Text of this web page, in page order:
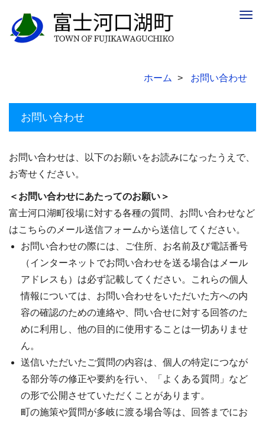
ホーム お問い合わせ
お問い合わせ
お問い合わせは、以下のお願いをお読みになったうえで、
お寄せください。
＜お問い合わせにあたってのお願い＞
富士河口湖町役場に対する各種の質問、お問い合わせなど
はこちらのメール送信フォームから送信してください。
お問い合わせの際には、ご住所、お名前及び電話番号
（インターネットでお問い合わせを送る場合はメール
アドレスも）は必ず記載してください。これらの個人
情報については、お問い合わせをいただいた方への内
容の確認のための連絡や、問い合せに対する回答のた
めに利用し、他の目的に使用することは一切ありませ
ん。
送信いただいたご質問の内容は、個人の特定につなが
る部分等の修正や要約を行い、「よくある質問」など
の形で公開させていただくことがあります。
町の施策や質問が多岐に渡る場合等は、回答までにお